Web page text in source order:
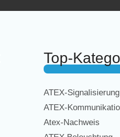
Top-
ATEX-Signalisierung
ATEX-
Atex-Nachweis